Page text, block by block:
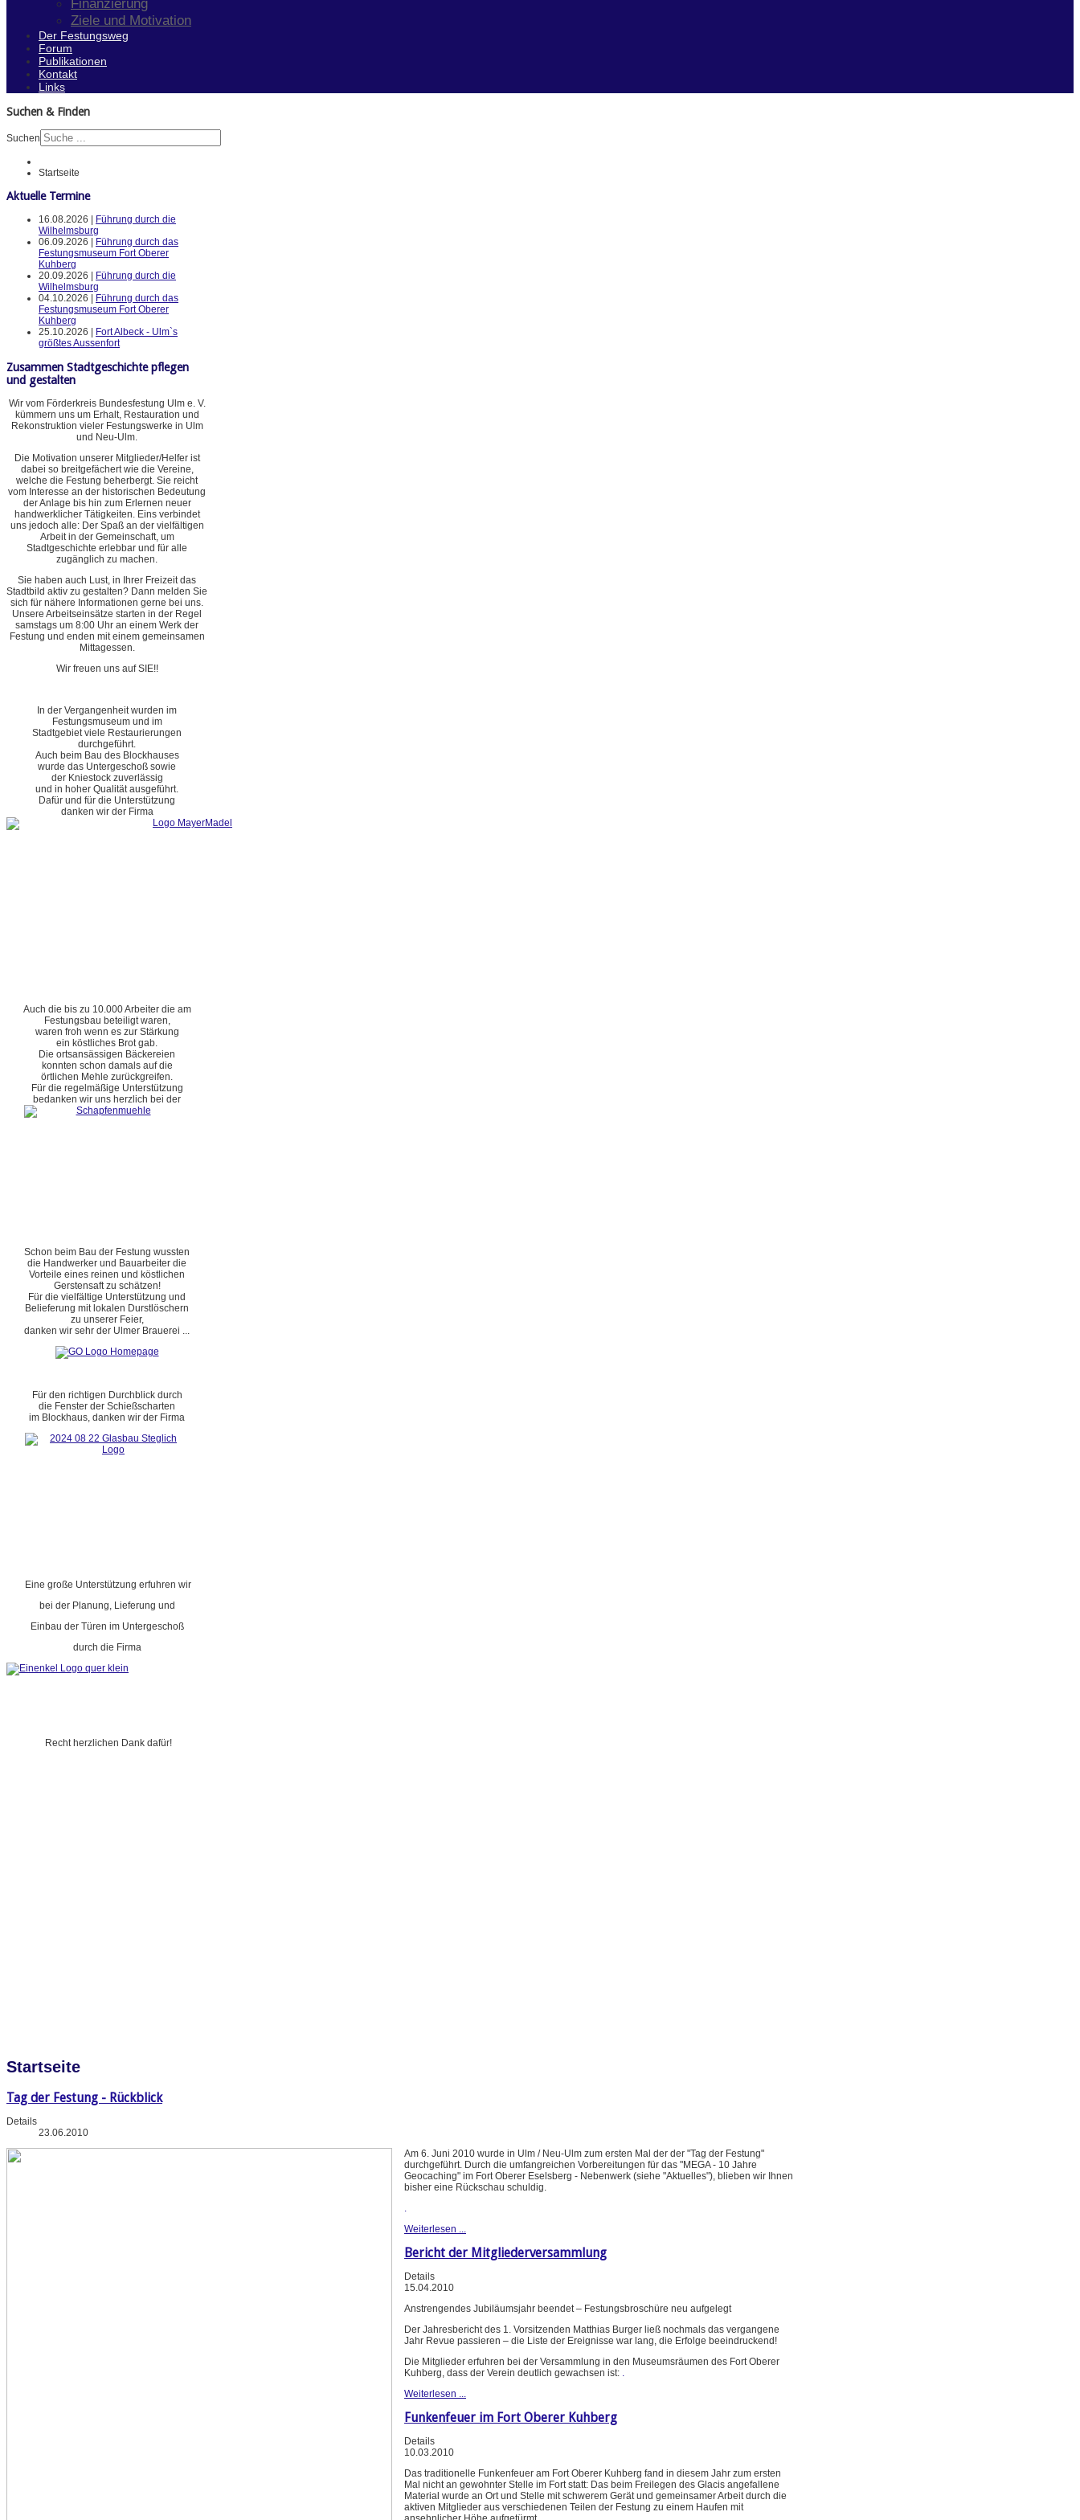
Finanzierung
Ziele und Motivation
Der Festungsweg
Forum
Publikationen
Kontakt
Links
Suchen & Finden
Suchen
Startseite
Aktuelle Termine
16.08.2026 |
Führung durch die
Wilhelmsburg
06.09.2026 |
Führung durch das
Festungsmuseum Fort Oberer
Kuhberg
20.09.2026 |
Führung durch die
Wilhelmsburg
04.10.2026 |
Führung durch das
Festungsmuseum Fort Oberer
Kuhberg
25.10.2026 |
Fort Albeck - Ulm`s
größtes Aussenfort
Zusammen Stadtgeschichte pflegen
und gestalten
Wir vom Förderkreis Bundesfestung Ulm e. V.
kümmern uns um Erhalt, Restauration und
Rekonstruktion vieler Festungswerke in Ulm
und Neu-Ulm.
Die Motivation unserer Mitglieder/Helfer ist
dabei so breitgefächert wie die Vereine,
welche die Festung beherbergt. Sie reicht
vom Interesse an der historischen Bedeutung
der Anlage bis hin zum Erlernen neuer
handwerklicher Tätigkeiten. Eins verbindet
uns jedoch alle: Der Spaß an der vielfältigen
Arbeit in der Gemeinschaft, um
Stadtgeschichte erlebbar und für alle
zugänglich zu machen.
Sie haben auch Lust, in Ihrer Freizeit das
Stadtbild aktiv zu gestalten? Dann melden Sie
sich für nähere Informationen gerne bei uns.
Unsere Arbeitseinsätze starten in der Regel
samstags um 8:00 Uhr an einem Werk der
Festung und enden mit einem gemeinsamen
Mittagessen.
Wir freuen uns auf SIE!!
In der Vergangenheit wurden im
Festungsmuseum und im
Stadtgebiet viele Restaurierungen
durchgeführt.
Auch beim Bau des Blockhauses
wurde das Untergeschoß sowie
der Kniestock zuverlässig
und in hoher Qualität ausgeführt.
Dafür und für die Unterstützung
danken wir der Firma
Auch die bis zu 10.000 Arbeiter die am
Festungsbau beteiligt waren,
waren froh wenn es zur Stärkung
ein köstliches Brot gab.
Die ortsansässigen Bäckereien
konnten schon damals auf die
örtlichen Mehle zurückgreifen.
Für die regelmäßige Unterstützung
bedanken wir uns herzlich bei der
Schon beim Bau der Festung wussten
die Handwerker und Bauarbeiter die
Vorteile eines reinen und köstlichen
Gerstensaft zu schätzen!
Für die vielfältige Unterstützung und
Belieferung mit lokalen Durstlöschern
zu unserer Feier,
danken wir sehr der Ulmer Brauerei ...
Für den richtigen Durchblick durch
die Fenster der Schießscharten
im Blockhaus, danken wir der Firma
Eine große Unterstützung erfuhren wir
bei der Planung, Lieferung und
Einbau der Türen im Untergeschoß
durch die Firma
Recht herzlichen Dank dafür!
Startseite
Tag der Festung - Rückblick
Details
23.06.2010
Am 6. Juni 2010 wurde in Ulm / Neu-Ulm zum ersten Mal der der "Tag der Festung"
durchgeführt. Durch die umfangreichen Vorbereitungen für das "MEGA - 10 Jahre
Geocaching" im Fort Oberer Eselsberg - Nebenwerk (siehe "Aktuelles"), blieben wir Ihnen
bisher eine Rückschau schuldig.
.
Weiterlesen ...
Bericht der Mitgliederversammlung
Details
15.04.2010
Anstrengendes Jubiläumsjahr beendet – Festungsbroschüre neu aufgelegt
Der Jahresbericht des 1. Vorsitzenden Matthias Burger ließ nochmals das vergangene
Jahr Revue passieren – die Liste der Ereignisse war lang, die Erfolge beeindruckend!
Die Mitglieder erfuhren bei der Versammlung in den Museumsräumen des Fort Oberer
Kuhberg, dass der Verein deutlich gewachsen ist:
Weiterlesen ...
Funkenfeuer im Fort Oberer Kuhberg
Details
10.03.2010
Das traditionelle Funkenfeuer am Fort Oberer Kuhberg fand in diesem Jahr zum ersten
Mal nicht an gewohnter Stelle im Fort statt: Das beim Freilegen des Glacis angefallene
Material wurde an Ort und Stelle mit schwerem Gerät und gemeinsamer Arbeit durch die
aktiven Mitglieder aus verschiedenen Teilen der Festung zu einem Haufen mit